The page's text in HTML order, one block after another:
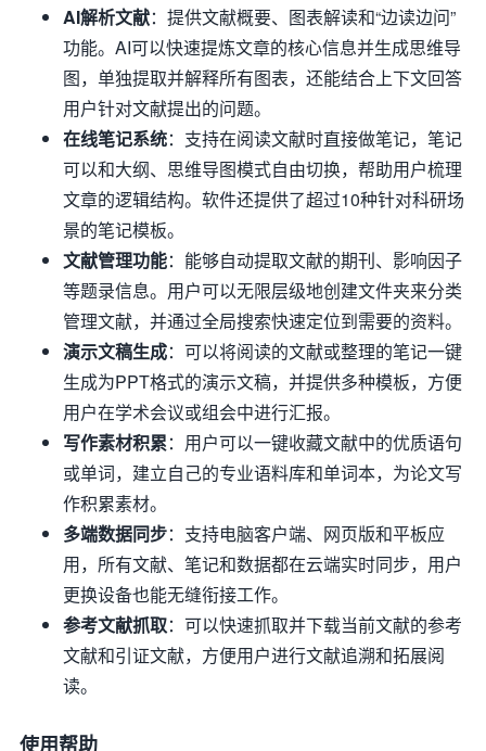
AI解析文献：提供文献概要、图表解读和“边读边问”
功能。AI可以快速提炼文章的核心信息并生成思维导
图，单独提取并解释所有图表，还能结合上下文回答
用户针对文献提出的问题。
在线笔记系统：支持在阅读文献时直接做笔记，笔记
可以和大纲、思维导图模式自由切换，帮助用户梳理
文章的逻辑结构。软件还提供了超过10种针对科研场
景的笔记模板。
文献管理功能：能够自动提取文献的期刊、影响因子
等题录信息。用户可以无限层级地创建文件夹来分类
管理文献，并通过全局搜索快速定位到需要的资料。
演示文稿生成：可以将阅读的文献或整理的笔记一键
生成为PPT格式的演示文稿，并提供多种模板，方便
用户在学术会议或组会中进行汇报。
写作素材积累：用户可以一键收藏文献中的优质语句
或单词，建立自己的专业语料库和单词本，为论文写
作积累素材。
多端数据同步：支持电脑客户端、网页版和平板应
用，所有文献、笔记和数据都在云端实时同步，用户
更换设备也能无缝衔接工作。
参考文献抓取：可以快速抓取并下载当前文献的参考
文献和引证文献，方便用户进行文献追溯和拓展阅
读。
使用帮助